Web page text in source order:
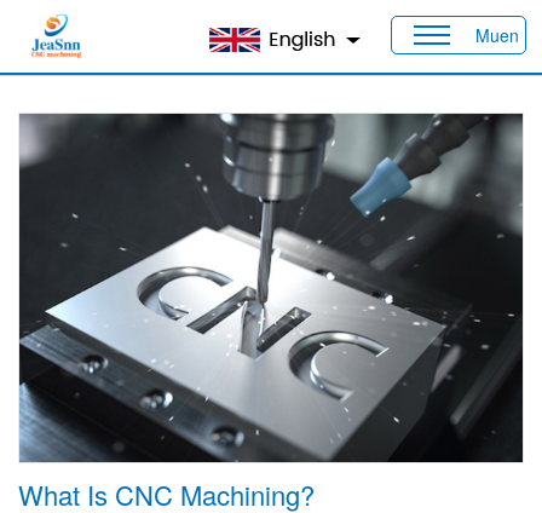
Muen
Maison Capacités> Usinage CNC
What Is CNC Machining?